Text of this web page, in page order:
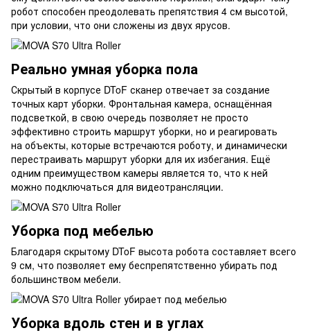
робот способен преодолевать препятствия 4 см высотой,
при условии, что они сложены из двух ярусов.
Реально умная уборка пола
Скрытый в корпусе DToF сканер отвечает за создание
точных карт уборки. Фронтальная камера, оснащённая
подсветкой, в свою очередь позволяет не просто
эффективно строить маршрут уборки, но и реагировать
на объекты, которые встречаются роботу, и динамически
перестраивать маршрут уборки для их избегания. Ещё
одним преимуществом камеры является то, что к ней
можно подключаться для видеотрансляции.
Уборка под мебелью
Благодаря скрытому DToF высота робота составляет всего
9 см, что позволяет ему беспрепятственно убирать под
большинством мебели.
Уборка вдоль стен и в углах